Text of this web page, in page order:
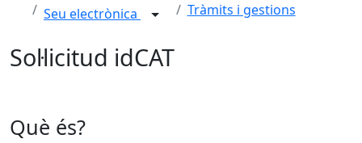
Seu electrònica Tràmits i gestions
Sol·licitud idCAT
Què és?